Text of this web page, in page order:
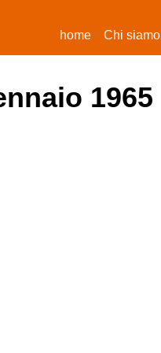
home(current)
Chi siamo
1965